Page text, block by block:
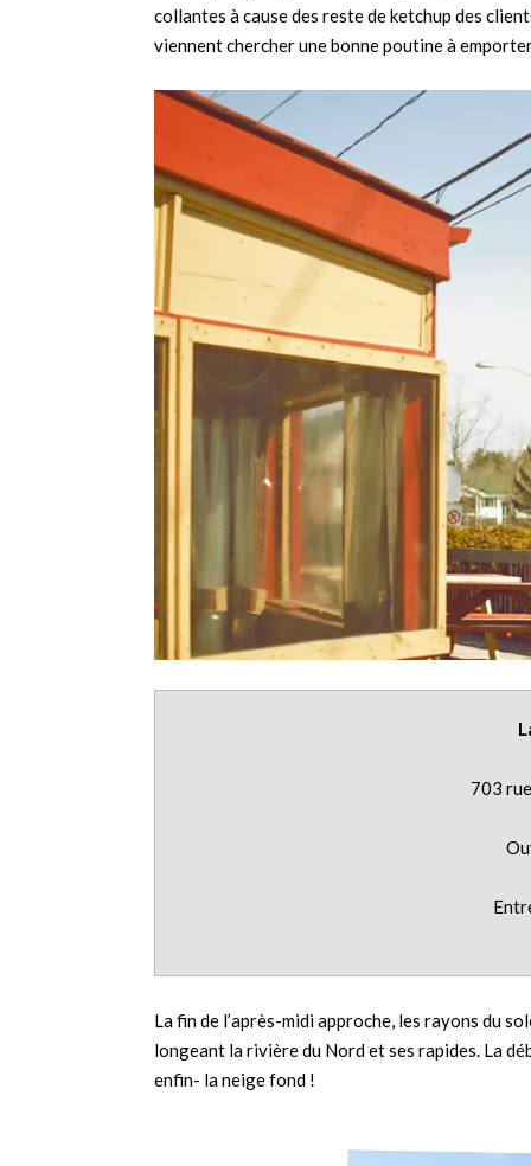
collantes à cause des reste de ketchup des
viennent chercher une bonne poutine à
703
La fin de l’après-midi approche, les rayons du
longeant la rivière du Nord et ses rapides. La
enfin- la neige fond !